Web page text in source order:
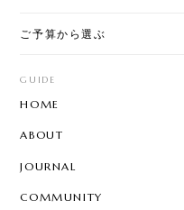
ご予算から選ぶ
GUIDE
HOME
ABOUT
JOURNAL
COMMUNITY